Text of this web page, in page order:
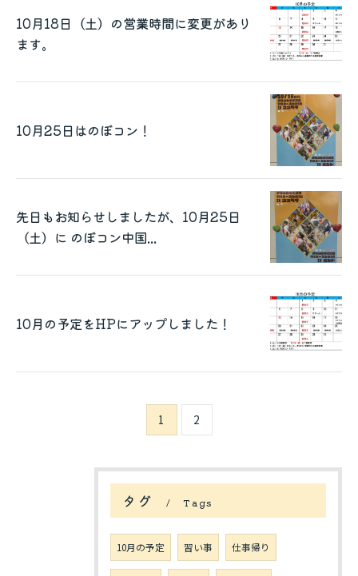
10月18日（土）の営業時間に変更があり
ます。
10月25日はのぼコン！
先日もお知らせしましたが、10月25日
（土）に のぼコン中国...
10月の予定をHPにアップしました！
1 2
タグ Tags
10月の予定 習い事 仕事帰り